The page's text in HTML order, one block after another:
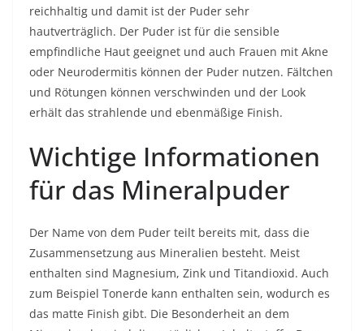
reichhaltig und damit ist der Puder sehr
hautverträglich. Der Puder ist für die sensible
empfindliche Haut geeignet und auch Frauen mit Akne
oder Neurodermitis können der Puder nutzen. Fältchen
und Rötungen können verschwinden und der Look
erhält das strahlende und ebenmäßige Finish.
Wichtige Informationen
für das Mineralpuder
Der Name von dem Puder teilt bereits mit, dass die
Zusammensetzung aus Mineralien besteht. Meist
enthalten sind Magnesium, Zink und Titandioxid. Auch
zum Beispiel Tonerde kann enthalten sein, wodurch es
das matte Finish gibt. Die Besonderheit an dem